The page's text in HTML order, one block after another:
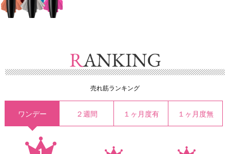
売れ筋ランキング
ワンデー ２週間 １ヶ月度有 １ヶ月度無